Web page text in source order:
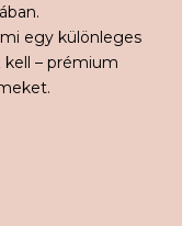
egy különleges
kell – prémium